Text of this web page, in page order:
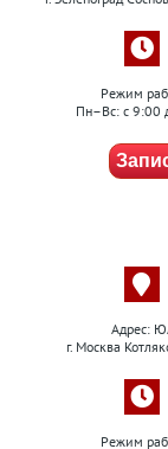
Режим
Пн–Вс: с 9:00
Адрес:
г. Москва
Режим